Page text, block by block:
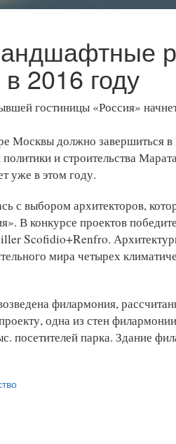
2016 году
гостиницы «Россия»
Москвы должно завершиться
и строительства
уже в этом году.
с выбором архитекторов,
В конкурсе проектов
Scofidio+Renfro.
мира четырех
филармония,
одна из стен
посетителей парка. Здание